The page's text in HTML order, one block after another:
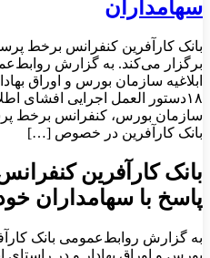
سهامداران
بانک کارآفرین کنفرانس برخط
برگزار می‌کند. به گزارش
ابلاغیه سازمان بورس و اوراق
۱۸دستور العمل اجرایی افشای
سازمان بورس، کنفرانس برخط
بانک کارآفرین در خصوص […]
بانک کارآفرین
پاسخ با سهامداران
به گزارش روابط‌عمومی بانک